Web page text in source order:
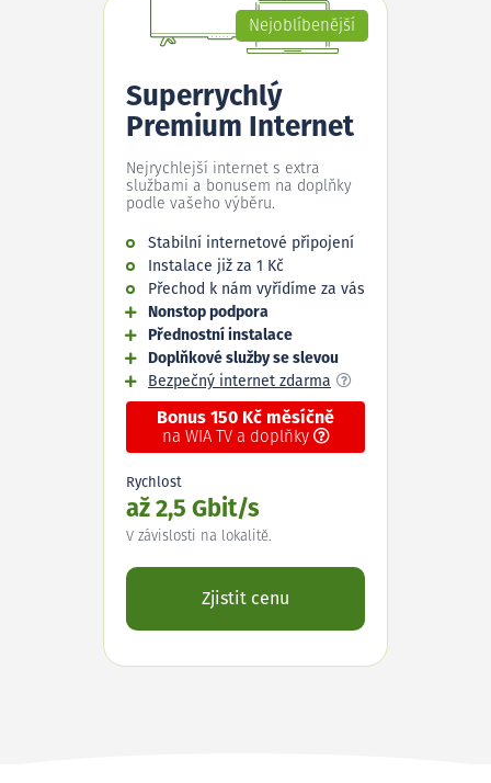
Nejoblíbenější
Superrychlý
Premium Internet
Nejrychlejší internet s extra
službami a bonusem na doplňky
podle vašeho výběru.
Stabilní internetové připojení
Instalace již za 1 Kč
Přechod k nám vyřídíme za vás
Nonstop podpora
Přednostní instalace
Doplňkové služby se slevou
Bezpečný internet zdarma
Bonus 150 Kč měsíčně
na WIA TV a doplňky
Rychlost
až 2,5 Gbit/s
V závislosti na lokalitě.
Zjistit cenu